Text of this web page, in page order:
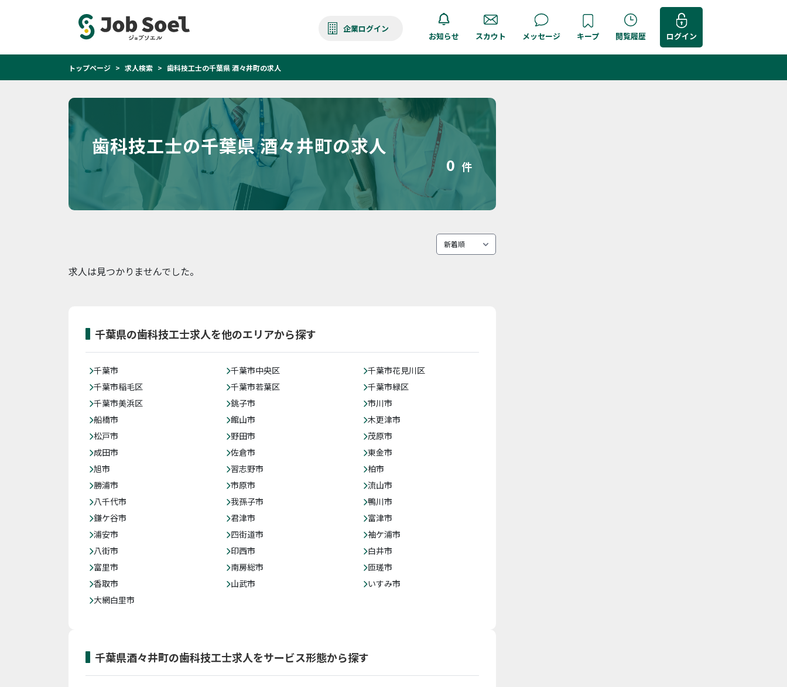
企業ログイン
お知らせ スカウト メッセージ キープ 閲覧履歴 ログイン
トップページ 求人検索 歯科技工士の千葉県 酒々井町の求人
歯科技工士の千葉県 酒々井町の求人
0 件
求人は見つかりませんでした。
千葉県の歯科技工士求人を他のエリアから探す
千葉市 千葉市中央区
千葉市花見川区
千葉市稲毛区
千葉市若葉区
千葉市緑区
千葉市美浜区
銚子市
市川市
船橋市
館山市
木更津市
松戸市
野田市
茂原市
成田市
佐倉市
東金市
旭市
習志野市
柏市
勝浦市
市原市
流山市
八千代市
我孫子市
鴨川市
鎌ケ谷市
君津市
富津市
浦安市
四街道市
袖ケ浦市
八街市
印西市
白井市
富里市
南房総市
匝瑳市
香取市
山武市
いすみ市
大網白里市
千葉県酒々井町の歯科技工士求人をサービス形態から探す